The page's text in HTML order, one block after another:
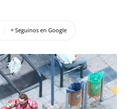
+ Seguinos en Google